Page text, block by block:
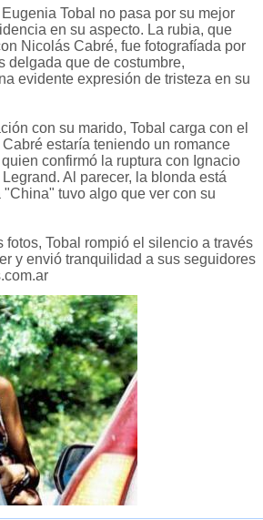
Tobal no pasa por su mejor
en su aspecto. La rubia, que
Nicolás Cabré, fue fotografíada por
delgada que de costumbre,
evidente expresión de tristeza en su
con su marido, Tobal carga con el
estaría teniendo un romance
confirmó la ruptura con Ignacio
Al parecer, la blonda está
tuvo algo que ver con su
fotos, Tobal rompió el silencio a través
y envió tranquilidad a sus seguidores